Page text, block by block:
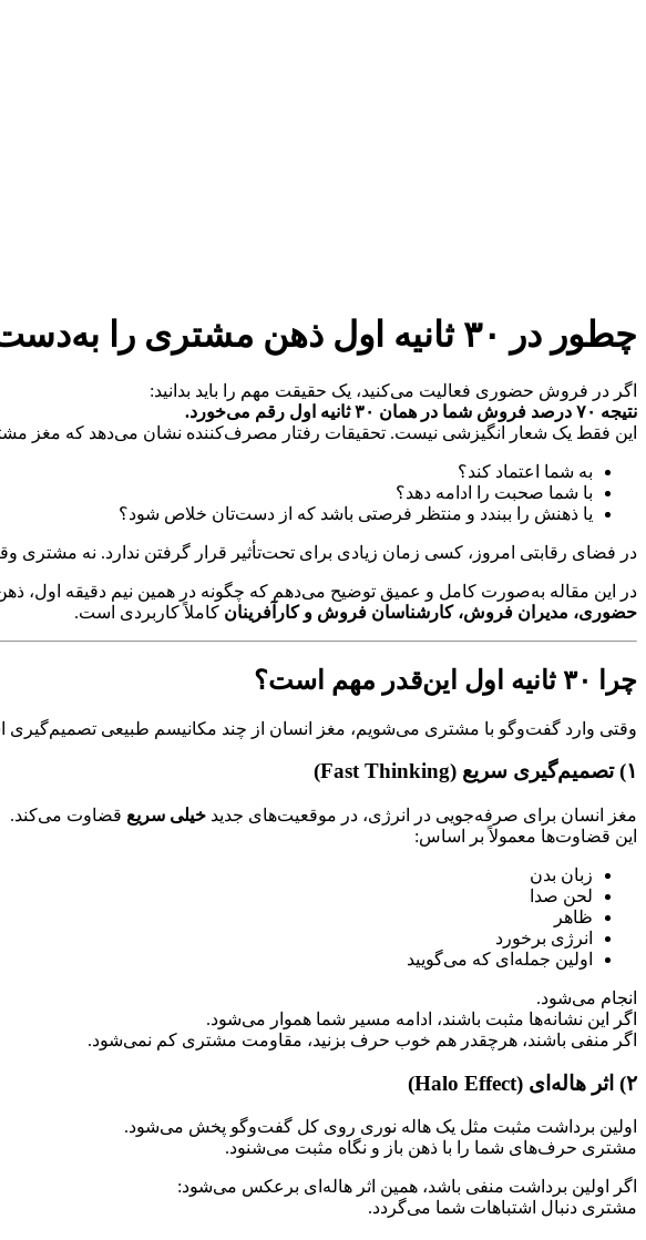
چطور در ۳۰ ثانیه اول ذهن مشتری را به‌دست بگیریم؟
اگر در فروش حضوری فعالیت می‌کنید، یک حقیقت مهم را باید بدانید:
نتیجه ۷۰ درصد فروش شما در همان ۳۰ ثانیه اول رقم می‌خورد.
این فقط یک شعار انگیزشی نیست. تحقیقات رفتار مصرف‌کننده نشان می‌دهد که مغز
به شما اعتماد کند؟
با شما صحبت را ادامه دهد؟
یا ذهنش را ببندد و منتظر فرصتی باشد که از دست‌تان خلاص شود؟
در فضای رقابتی امروز، کسی زمان زیادی برای تحت‌تأثیر قرار گرفتن ندارد. نه مشتری
در این مقاله به‌صورت کامل و عمیق توضیح می‌دهم که چگونه در همین نیم دقیقه اول، ذهن
حضوری، مدیران فروش، کارشناسان فروش و کارآفرینان کاملاً کاربردی است.
چرا ۳۰ ثانیه اول این‌قدر مهم است؟
وقتی وارد گفت‌وگو با مشتری می‌شویم، مغز انسان از چند مکانیسم طبیعی تصمیم‌گیری
۱) تصمیم‌گیری سریع (Fast Thinking)
مغز انسان برای صرفه‌جویی در انرژی، در موقعیت‌های جدید خیلی سریع قضاوت می‌کند.
این قضاوت‌ها معمولاً بر اساس:
زبان بدن
لحن صدا
ظاهر
انرژی برخورد
اولین جمله‌ای که می‌گویید
انجام می‌شود.
اگر این نشانه‌ها مثبت باشند، ادامه مسیر شما هموار می‌شود.
اگر منفی باشند، هرچقدر هم خوب حرف بزنید، مقاومت مشتری کم نمی‌شود.
۲) اثر هاله‌ای (Halo Effect)
اولین برداشت مثبت مثل یک هاله نوری روی کل گفت‌وگو پخش می‌شود.
مشتری حرف‌های شما را با ذهن باز و نگاه مثبت می‌شنود.
اگر اولین برداشت منفی باشد، همین اثر هاله‌ای برعکس می‌شود:
مشتری دنبال اشتباهات شما می‌گردد.